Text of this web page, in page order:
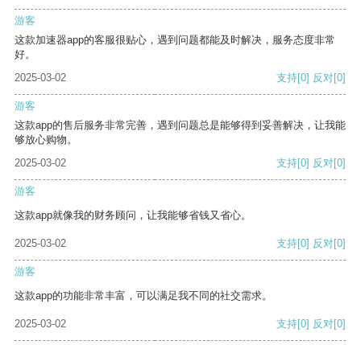
游客
这款加速器app的客服很贴心，遇到问题都能及时解决，服务态度非常
好。
2025-03-02
支持[0] 反对[0]
游客
这款app的售后服务非常完善，遇到问题总是能够得到妥善解决，让我能
够放心购物。
2025-03-02
支持[0] 反对[0]
游客
这款app就像我的财务顾问，让我能够省钱又省心。
2025-03-02 支持[0] 反对[0]
游客
这款app的功能非常丰富，可以满足我不同的社交需求。
2025-03-02 支持[0] 反对[0]